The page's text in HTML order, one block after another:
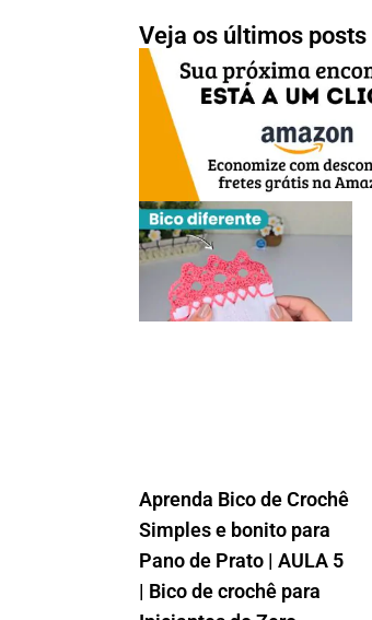
Veja os últimos posts
Aprenda Bico de Crochê
Simples e bonito para
Pano de Prato | AULA 5
| Bico de crochê para